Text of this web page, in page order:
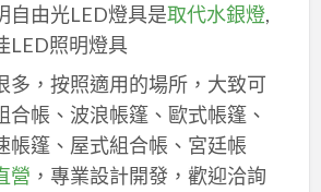
自由光LED燈具是取代水銀燈,
LED照明燈具
多，按照適用的場所，大致可
合帳、波浪帳篷、歐式帳篷、
帳篷、屋式組合帳、宮廷帳
營 ，專業設計開發，歡迎洽詢